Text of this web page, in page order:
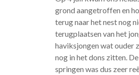
grond aangetroffen en
terug naar het nest nog
terugplaatsen van het
haviksjongen wat ouder
nog in het dons zitten.
springen was dus zeer